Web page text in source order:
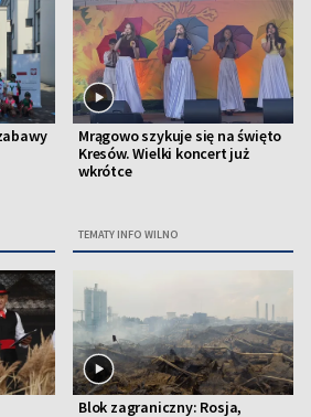
Mrągowo szykuje się na święto
Kresów. Wielki koncert już
wkrótce
TEMATY INFO WILNO
Blok zagraniczny: Rosja,